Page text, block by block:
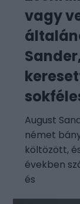
vagy
August
német
költözött,
években
és